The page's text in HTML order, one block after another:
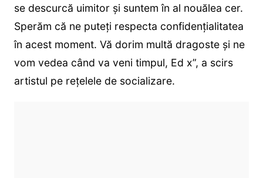
se descurcă uimitor și suntem în al nouălea cer.
Sperăm că ne puteți respecta confidențialitatea
în acest moment. Vă dorim multă dragoste și ne
vom vedea când va veni timpul, Ed x”, a scirs
artistul pe rețelele de socializare.